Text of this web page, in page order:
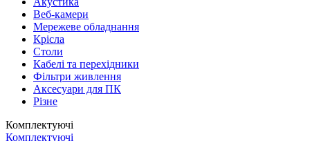
Веб-камери
Мережеве обладнання
Крісла
Столи
Кабелі та перехідники
Фільтри живлення
Аксесуари для ПК
Різне
Комплектуючі
Комплектуючі